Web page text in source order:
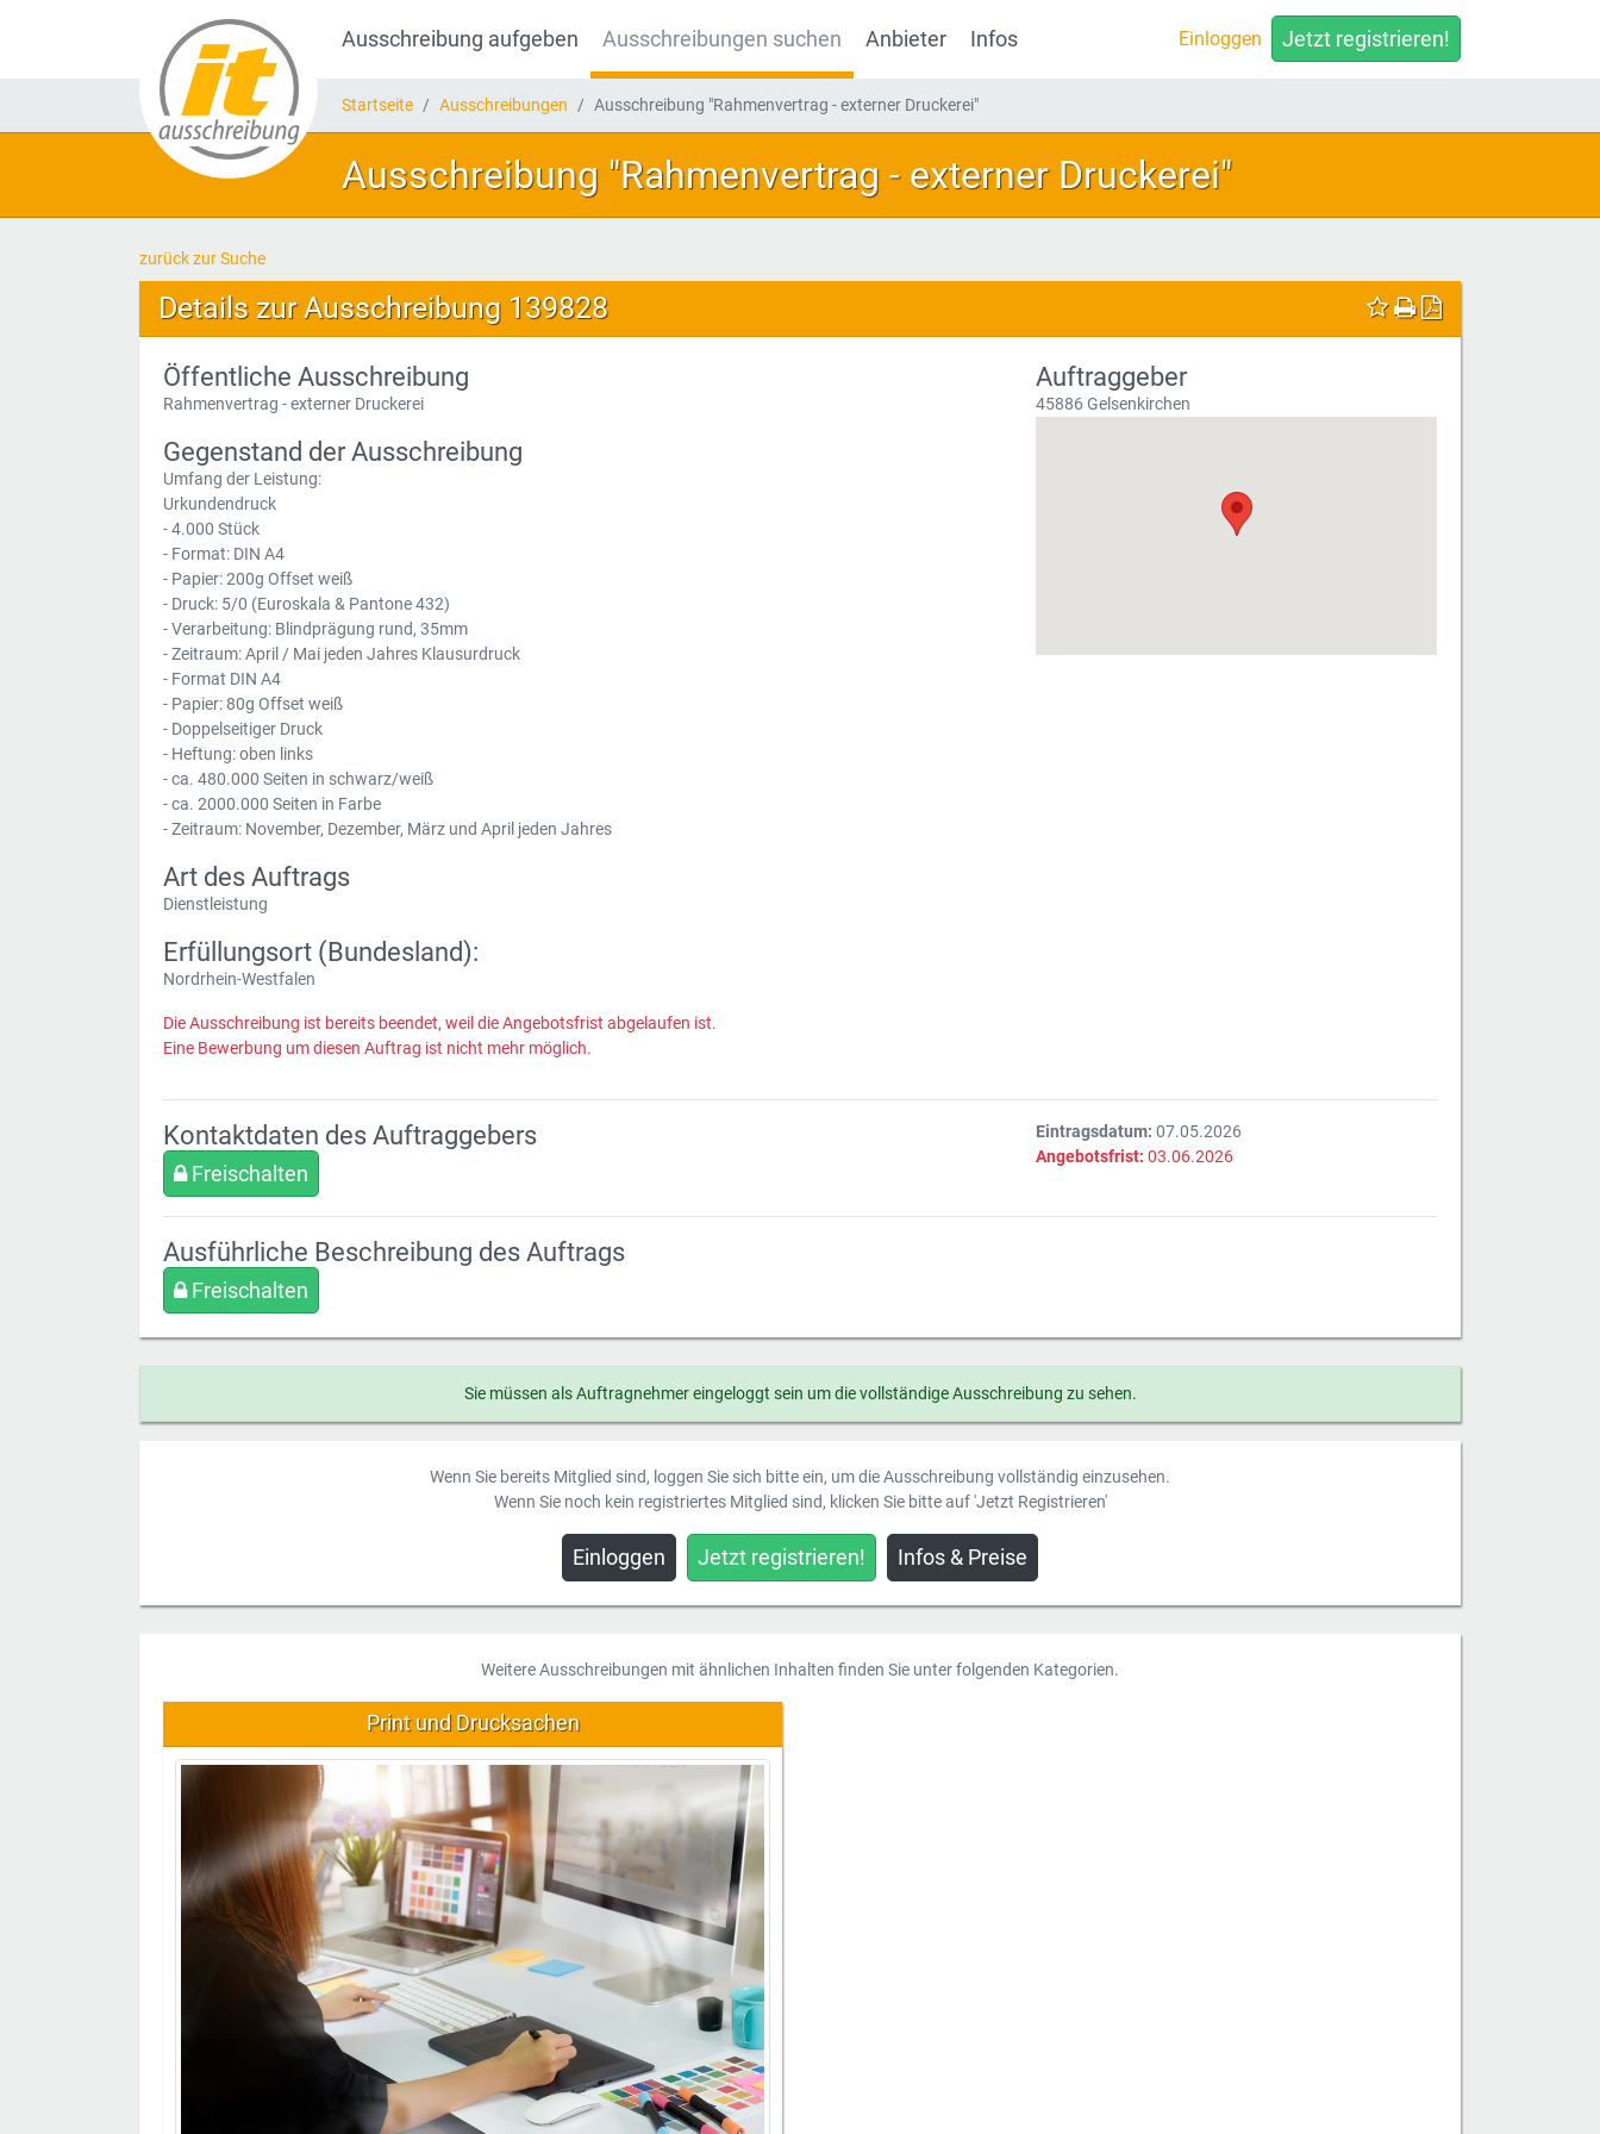
Ausschreibung aufgeben Ausschreibungen suchen Anbieter Infos Einloggen Jetzt registrieren!
Startseite Ausschreibungen Ausschreibung "Rahmenvertrag - externer Druckerei"
Ausschreibung "Rahmenvertrag - externer Druckerei"
zurück zur Suche
Details zur Ausschreibung 139828
Öffentliche Ausschreibung
Rahmenvertrag - externer Druckerei
Gegenstand der Ausschreibung
Umfang der Leistung:
Urkundendruck
- 4.000 Stück
- Format: DIN A4
- Papier: 200g Offset weiß
- Druck: 5/0 (Euroskala & Pantone 432)
- Verarbeitung: Blindprägung rund, 35mm
- Zeitraum: April / Mai jeden Jahres Klausurdruck
- Format DIN A4
- Papier: 80g Offset weiß
- Doppelseitiger Druck
- Heftung: oben links
- ca. 480.000 Seiten in schwarz/weiß
- ca. 2000.000 Seiten in Farbe
- Zeitraum: November, Dezember, März und April jeden Jahres
Art des Auftrags
Dienstleistung
Erfüllungsort (Bundesland):
Nordrhein-Westfalen
Die Ausschreibung ist bereits beendet, weil die Angebotsfrist abgelaufen ist.
Eine Bewerbung um diesen Auftrag ist nicht mehr möglich.
Auftraggeber
45886 Gelsenkirchen
Kontaktdaten des Auftraggebers
Freischalten
Eintragsdatum: 07.05.2026
Angebotsfrist: 03.06.2026
Ausführliche Beschreibung des Auftrags
Freischalten
Sie müssen als Auftragnehmer eingeloggt sein um die vollständige Ausschreibung zu sehen.
Wenn Sie bereits Mitglied sind, loggen Sie sich bitte ein, um die Ausschreibung vollständig einzusehen.
Wenn Sie noch kein registriertes Mitglied sind, klicken Sie bitte auf 'Jetzt Registrieren'
Einloggen Jetzt registrieren! Infos & Preise
Weitere Ausschreibungen mit ähnlichen Inhalten finden Sie unter folgenden Kategorien.
Print und Drucksachen